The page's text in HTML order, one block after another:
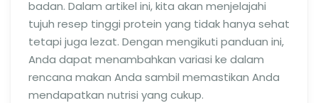
badan. Dalam artikel ini, kita akan menjelajahi
tujuh resep tinggi protein yang tidak hanya sehat
tetapi juga lezat. Dengan mengikuti panduan ini,
Anda dapat menambahkan variasi ke dalam
rencana makan Anda sambil memastikan Anda
mendapatkan nutrisi yang cukup.